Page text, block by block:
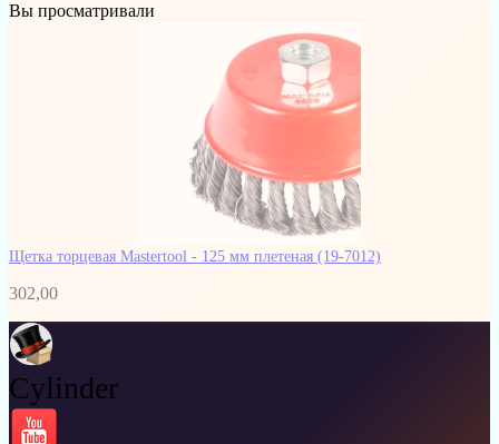
Вы просматривали
Щетка торцевая Mastertool - 125 мм плетеная (19-7012)
302,00
Cylinder